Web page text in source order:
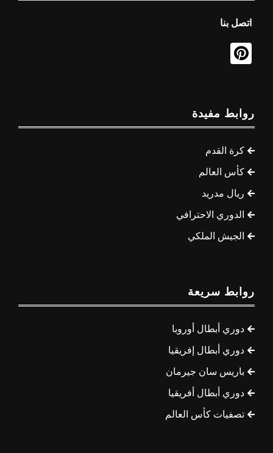
اتصل بنا
روابط مفيدة
كرة القدم
كأس العالم
ريال مدريد
الدوري الاحترافي
الجيش الملكي
روابط سريعة
دوري أبطال أوروبا
دوري أبطال إفريقيا
باريس سان جيرمان
دوري أبطال أفريقيا
تصفيات كأس العالم